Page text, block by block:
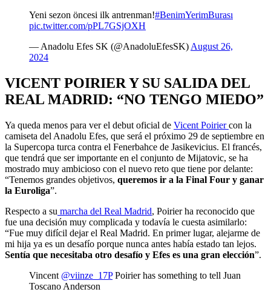
Yeni sezon öncesi ilk antrenman!#BenimYerimBurası
pic.twitter.com/pPL7GSjOXH
— Anadolu Efes SK (@AnadoluEfesSK) August 26,
2024
VICENT POIRIER Y SU SALIDA DEL
REAL MADRID: “NO TENGO MIEDO”
Ya queda menos para ver el debut oficial de Vicent Poiriercon la
camiseta del Anadolu Efes, que será el próximo 29 de septiembre en
la Supercopa turca contra el Fenerbahce de Jasikevicius. El francés,
que tendrá que ser importante en el conjunto de Mijatovic, se ha
mostrado muy ambicioso con el nuevo reto que tiene por delante:
“Tenemos grandes objetivos, queremos ir a la Final Four y ganar
la Euroliga”.
Respecto a su marcha del Real Madrid, Poirier ha reconocido que
fue una decisión muy complicada y todavía le cuesta asimilarlo:
“Fue muy difícil dejar el Real Madrid. En primer lugar, alejarme de
mi hija ya es un desafío porque nunca antes había estado tan lejos.
Sentía que necesitaba otro desafío y Efes es una gran elección”.
Vincent @viinze_17PPoirier has something to tell Juan
Toscano Anderson